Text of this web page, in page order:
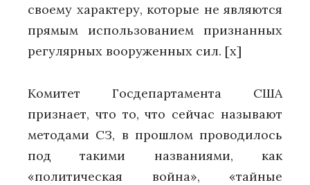
своему характеру, которые не являются
прямым использованием признанных
регулярных вооруженных сил. [x]
Комитет Госдепартамента США
признает, что то, что сейчас называют
методами СЗ, в прошлом проводилось
под такими названиями, как
«политическая война», «тайные